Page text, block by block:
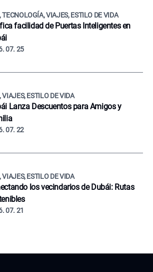
TECNOLOGÍA, VIAJES, ESTILO DE VIDA
facilidad de Puertas Inteligentes en
07. 25
VIAJES, ESTILO DE VIDA
Lanza Descuentos para Amigos y
07. 22
VIAJES, ESTILO DE VIDA
los vecindarios de Dubái: Rutas
07. 21